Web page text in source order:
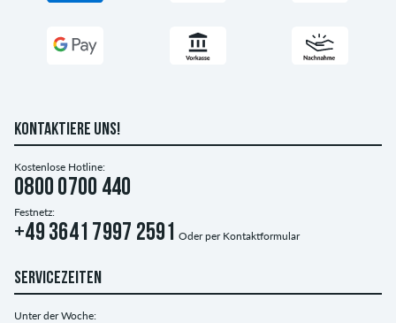
KONTAKTIERE UNS!
Kostenlose Hotline:
0800 0700 440
Festnetz:
+49 3641 7997 2591 Oder per Kontaktformular
SERVICEZEITEN
Unter der Woche: